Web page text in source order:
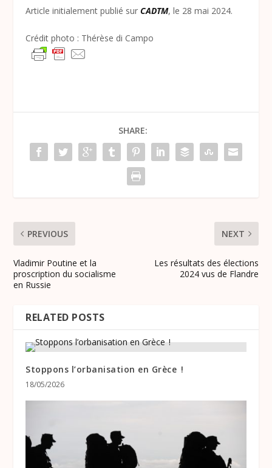
Article initialement publié surCADTM, le 28 mai 2024.
Crédit photo : Thérèse di Campo
SHARE:
PREVIOUS
Vladimir Poutine et la
proscription du socialisme
en Russie
NEXT
Les résultats des élections
2024 vus de Flandre
RELATED POSTS
Stoppons l’orbanisation en Grèce !
18/05/2026